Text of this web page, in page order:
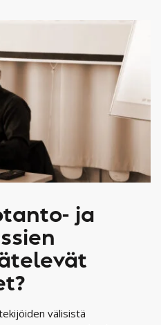
ja
välisistä